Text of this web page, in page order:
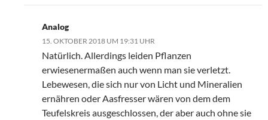
Analog
15. OKTOBER 2018 UM 19:31 UHR
Natürlich. Allerdings leiden Pflanzen
erwiesenermaßen auch wenn man sie verletzt.
Lebewesen, die sich nur von Licht und Mineralien
ernähren oder Aasfresser wären von dem dem
Teufelskreis ausgeschlossen, der aber auch ohne sie